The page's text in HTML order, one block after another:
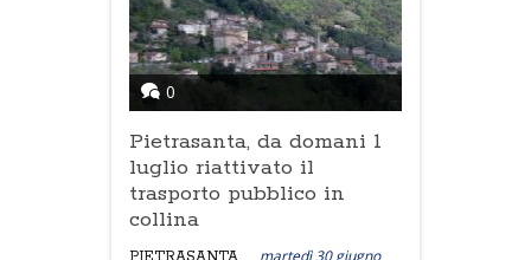
0
Pietrasanta, da domani 1
luglio riattivato il
trasporto pubblico in
collina
martedì 30 giugno